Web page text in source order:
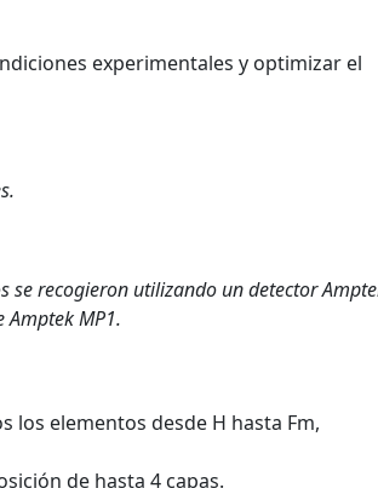
experimentales y optimizar el
se recogieron utilizando un detector
Amptek MP1.
los elementos desde H hasta Fm,
de hasta 4 capas.